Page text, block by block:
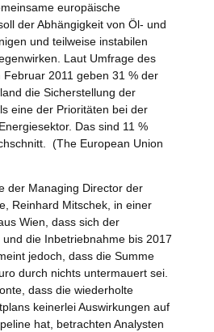
europäische
der Abhängigkeit von Öl- und
und teilweise instabilen
Laut Umfrage des
2011 geben 31 % der
die Sicherstellung der
eine der Prioritäten bei der
Das sind 11 %
(The European Union
der Managing Director der
Reinhard Mitschek, in einer
Wien, dass sich der
und die Inbetriebnahme bis 2017
jedoch, dass die Summe
durch nichts untermauert sei.
dass die wiederholte
keinerlei Auswirkungen auf
hat, betrachten Analysten